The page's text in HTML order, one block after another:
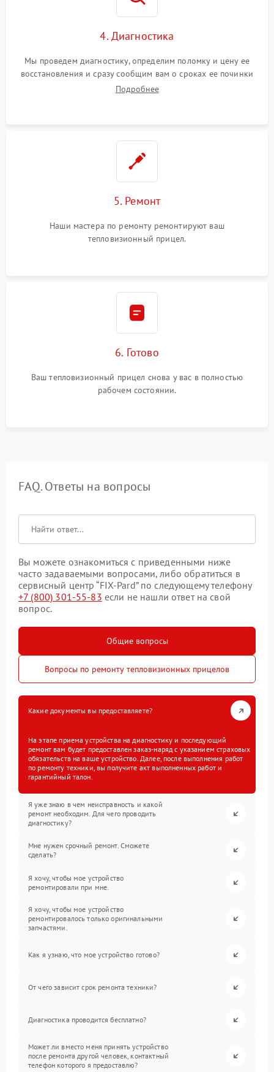
4. Диагностика
Мы проведем диагностику, определим поломку и цену ее
восстановления и сразу сообщим вам о сроках ее починки
Подробнее
5. Ремонт
Наши мастера по ремонту ремонтируют ваш
тепловизионный прицел.
6. Готово
Ваш тепловизионный прицел снова у вас в полностью
рабочем состоянии.
FAQ. Ответы на вопросы
Вы можете ознакомиться с приведенными ниже
часто задаваемыми вопросами, либо обратиться в
сервисный центр “FIX-Pard” по следующему телефону
+7 (800) 301-55-83 если не нашли ответ на свой
вопрос.
Общие вопросы
Вопросы по ремонту тепловизионных прицелов
Какие документы вы предоставляете?
На этапе приема устройства на диагностику и последующий
ремонт вам будет предоставлен заказ-наряд с указанием страховых
обязательств на ваше устройство. Далее, после выполнения работ
по ремонту техники, вы получите акт выполненных работ и
гарантийный талон.
Я уже знаю в чем неисправность и какой
ремонт необходим. Для чего проводить
диагностику?
Мне нужен срочный ремонт. Сможете
сделать?
Я хочу, чтобы мое устройство
ремонтировали при мне.
Я хочу, чтобы мое устройство
ремонтировалось только оригинальными
запчастями.
Как я узнаю, что мое устройство готово?
От чего зависит срок ремонта техники?
Диагностика проводится бесплатно?
Может ли вместо меня принять устройство
после ремонта другой человек, контактный
телефон которого я предоставлю?